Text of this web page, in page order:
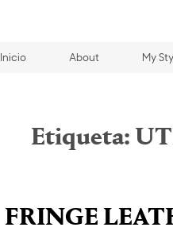
Inicio About My
Etiqueta:
FRINGE